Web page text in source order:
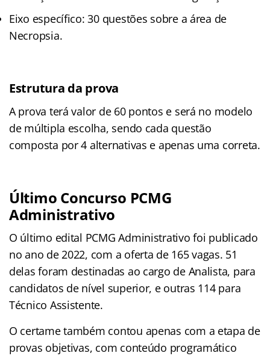
Eixo específico: 30 questões sobre a área de
Necropsia.
Estrutura da prova
A prova terá valor de 60 pontos e será no modelo
de múltipla escolha, sendo cada questão
composta por 4 alternativas e apenas uma correta.
Último Concurso PCMG
Administrativo
O último edital PCMG Administrativo foi publicado
no ano de 2022, com a oferta de 165 vagas. 51
delas foram destinadas ao cargo de Analista, para
candidatos de nível superior, e outras 114 para
Técnico Assistente.
O certame também contou apenas com a etapa de
provas objetivas, com conteúdo programático